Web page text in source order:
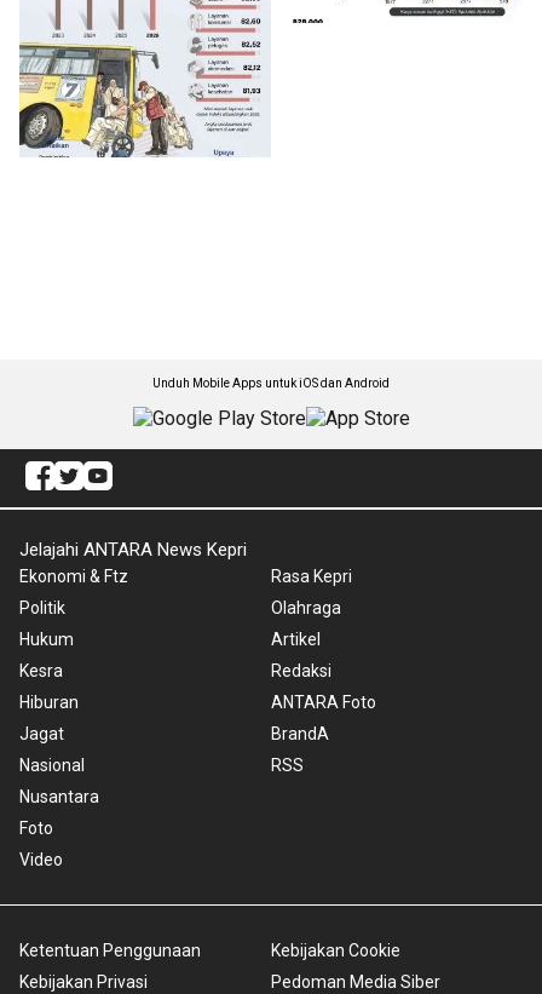
Unduh Mobile Apps untuk iOS dan Android
Jelajahi ANTARA News Kepri
Ekonomi & Ftz
Politik
Hukum
Kesra
Hiburan
Jagat
Nasional
Nusantara
Foto
Video
Rasa Kepri
Olahraga
Artikel
Redaksi
ANTARA Foto
BrandA
RSS
Ketentuan Penggunaan
Kebijakan Privasi
Kebijakan Cookie
Pedoman Media Siber